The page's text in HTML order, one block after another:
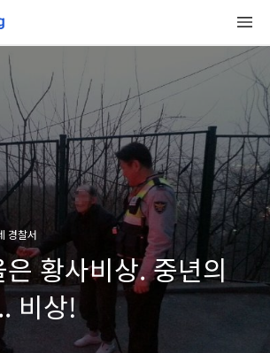
경찰서
황사비상. 중년의
비상!